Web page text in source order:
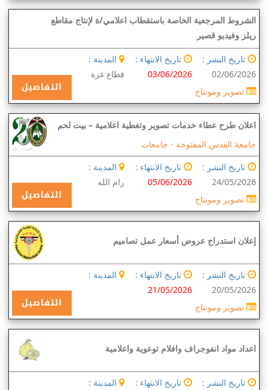
الشروط المرجعية الخاصة باستقطاب اعلامي/ة لإنتاج مقاطع
ريلز وفيديو قصير
تاريخ النشر :
02/06/2026
تاريخ الانتهاء :
03/06/2026
المدينة :
قطاع غزة
التفاصيل تصوير ومونتاج
اعلان طرح عطاء خدمات تصوير وتغطية اعلامية – بيت لحم
جامعة القدس المفتوحة -جامعات
تاريخ النشر :
24/05/2026
تاريخ الانتهاء :
05/06/2026
المدينة :
رام الله
التفاصيل تصوير ومونتاج
إعلان استدراج عروض أسعار عمل تصاميم
تاريخ النشر :
20/05/2026
تاريخ الانتهاء :
21/05/2026
المدينة :
التفاصيل تصوير ومونتاج
اعداد مواد انفوجراف وافلام توعوية واعلامية
تاريخ النشر :
تاريخ الانتهاء :
المدينة :